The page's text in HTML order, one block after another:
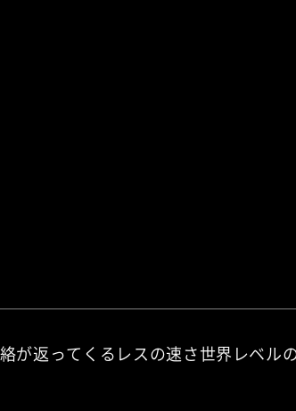
が返ってくるレスの速さ世界レベル